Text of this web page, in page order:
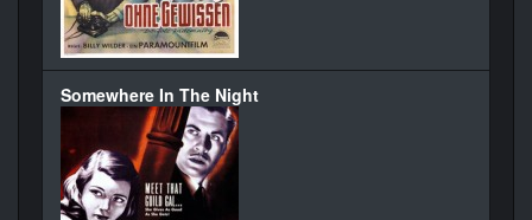
Somewhere In The Night